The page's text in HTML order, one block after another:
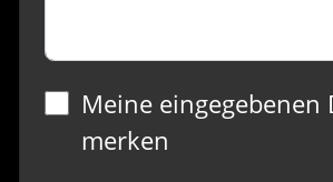
Meine eingegebenen
merken